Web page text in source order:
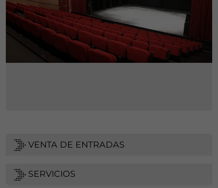
VENTA DE ENTRADAS
SERVICIOS